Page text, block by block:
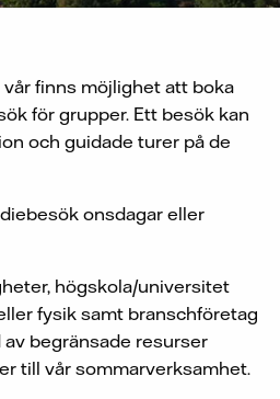
finns möjlighet att boka
för grupper. Ett besök kan
och guidade turer på de
onsdagar eller
högskola/universitet
fysik samt branschföretag
begränsade resurser
till vår sommarverksamhet.